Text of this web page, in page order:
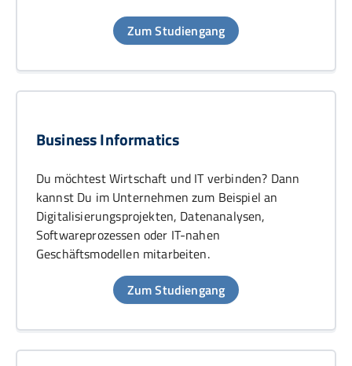
Zum Studiengang
Business Informatics
Du möchtest Wirtschaft und IT verbinden? Dann
kannst Du im Unternehmen zum Beispiel an
Digitalisierungsprojekten, Datenanalysen,
Softwareprozessen oder IT-nahen
Geschäftsmodellen mitarbeiten.
Zum Studiengang